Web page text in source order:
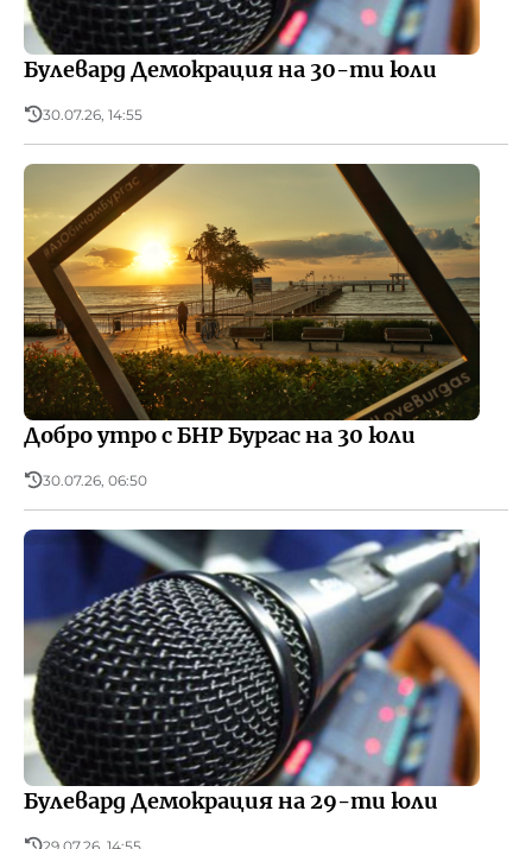
Булевард Демокрация на 30-ти юли
30.07.26, 14:55
Добро утро с БНР Бургас на 30 юли
30.07.26, 06:50
Булевард Демокрация на 29-ти юли